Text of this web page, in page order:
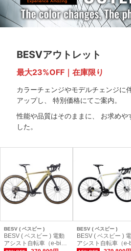
BESVアウトレット
最大23%OFF｜在庫限り
カラーチェンジやモデルチェンジに
アップし、 特別価格にてご案内。
性能や品質はそのままに、 お求めや
した。
BESV ( ベスビー )
BESV ( ベスビー ) 電動
アシスト自転車（e-bik
BESV ( ベスビー )
BESV ( ベスビー )
アシスト自転車（e-